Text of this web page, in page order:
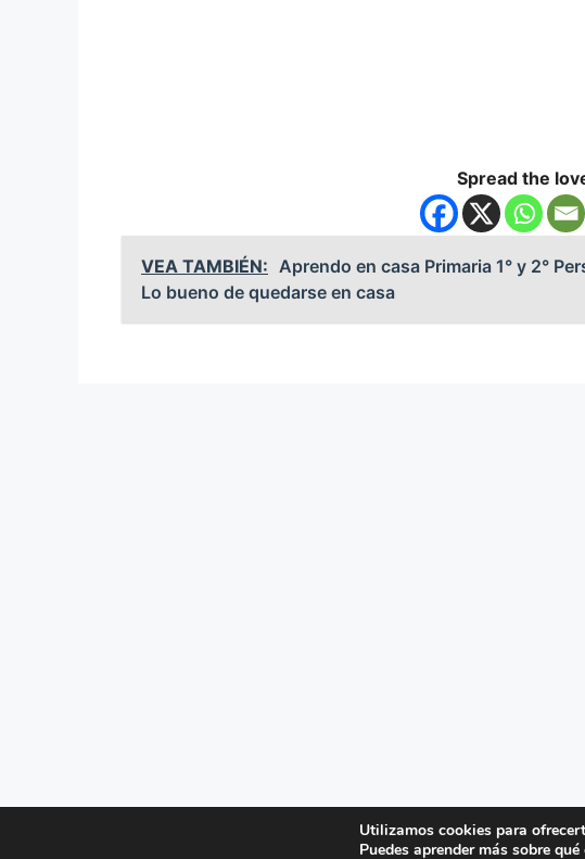
Spread the
VEA TAMBIÉN: Aprendo en casa Primaria 1° y 2°
Lo bueno de quedarse en casa
© 2026 Unidades,
Utilizamos cookies para
Puedes aprender más sobre